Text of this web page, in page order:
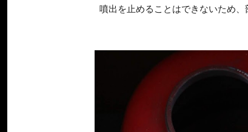
噴出を止めることはできないため、